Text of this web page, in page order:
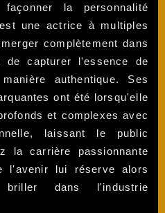
la personnalité
une actrice à multiples
complètement dans
capturer l'essence de
authentique. Ses
ont été lorsqu'elle
et complexes avec
laissant le public
la carrière passionnante
l'avenir lui réserve alors
dans l'industrie